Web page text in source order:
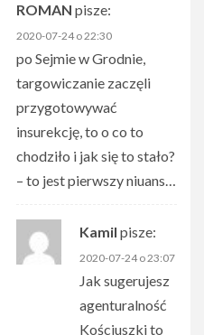
ROMAN pisze:
2020-07-24 o 22:30
po Sejmie w Grodnie,
targowiczanie zaczęli
przygotowywać
insurekcję, to o co to
chodziło i jak się to stało?
– to jest pierwszy niuans…
Kamil pisze:
2020-07-24 o 23:07
Jak sugerujesz
agenturalność
Kościuszki to